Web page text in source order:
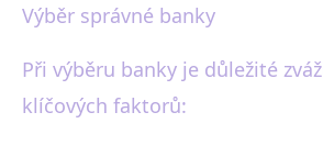
Výběr správné banky
Při výběru banky je důležité
klíčových faktorů: